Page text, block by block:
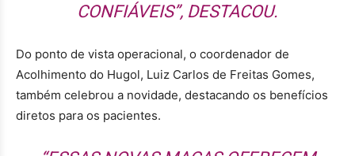
CONFIÁVEIS”, DESTACOU.
Do ponto de vista operacional, o coordenador de
Acolhimento do Hugol, Luiz Carlos de Freitas Gomes,
também celebrou a novidade, destacando os benefícios
diretos para os pacientes.